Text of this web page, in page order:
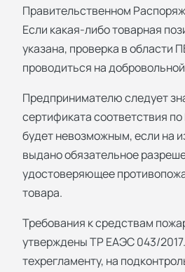
Правительственном
Если какая-либо товарная
указана, проверка в области
проводиться на
Предпринимателю следует
сертификата соответствия
будет невозможным, если на
выдано обязательное
удостоверяющее
товара.
Требования к средствам
утверждены ТР ЕАЭС 043/
техрегламенту, на